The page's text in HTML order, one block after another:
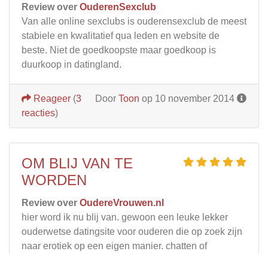
Review over OuderenSexclub
Van alle online sexclubs is ouderensexclub de meest
stabiele en kwalitatief qua leden en website de
beste. Niet de goedkoopste maar goedkoop is
duurkoop in datingland.
Door Toon op 10 november 2014
Reageer (3
reacties)
OM BLIJ VAN TE
WORDEN
Review over OudereVrouwen.nl
hier word ik nu blij van. gewoon een leuke lekker
ouderwetse datingsite voor ouderen die op zoek zijn
naar erotiek op een eigen manier. chatten of